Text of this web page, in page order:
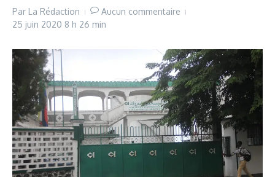
Par La Rédaction
Aucun commentaire
25 juin 2020 8 h 26 min